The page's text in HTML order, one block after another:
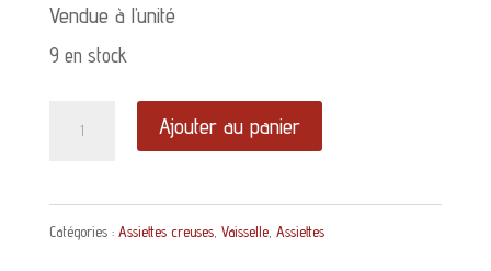
Vendue à l’unité
9 en stock
quantité
Assiette
creuse
Ajouter au panier
Catégories : Assiettes creuses, Vaisselle, Assiettes